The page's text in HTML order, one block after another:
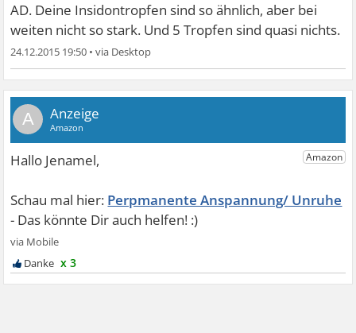
AD. Deine Insidontropfen sind so ähnlich, aber bei
weiten nicht so stark. Und 5 Tropfen sind quasi nichts.
24.12.2015 19:50 •
A
Perpmanente Anspannung/ Unruhe
x 3